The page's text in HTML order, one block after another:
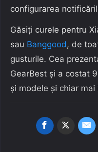
configurarea
Găsiți curele pentru
sau Banggood , de
gusturile. Cea
GearBest și a costat
și modele și chiar mai